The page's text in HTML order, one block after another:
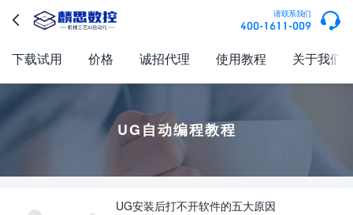
 请联系我们
400-1611-009 
下载试用 价格 诚招代理 使用教程 关于我们
UG自动编程教程
UG安装后打不开软件的五大原因